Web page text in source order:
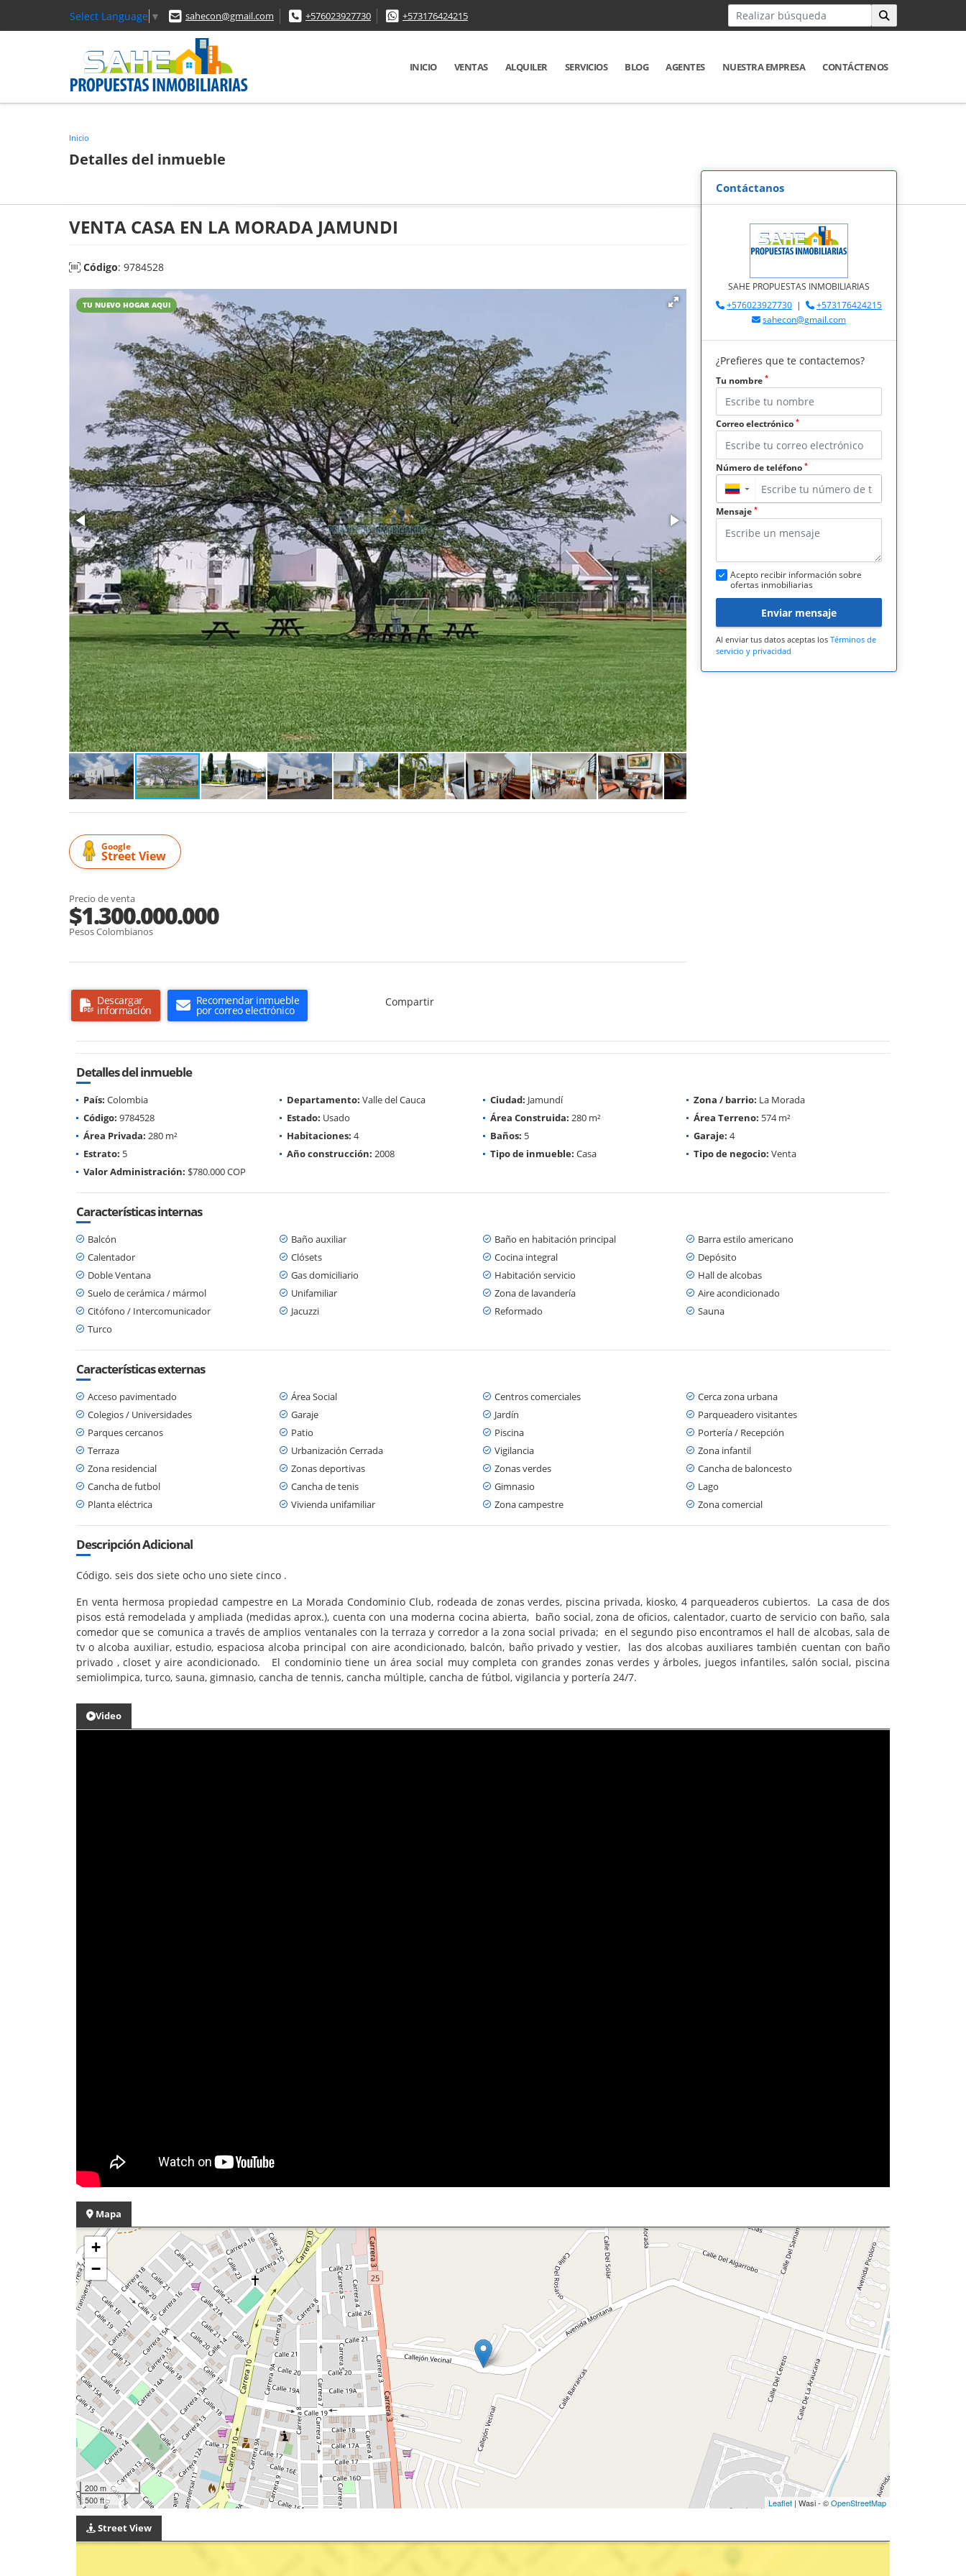
Select Language ▼ sahecon@gmail.com +576023927730 +573176424215
INICIO VENTAS ALQUILER SERVICIOS BLOG AGENTES NUESTRA EMPRESA CONTÁCTENOS
Inicio
Detalles del inmueble
VENTA CASA EN LA MORADA JAMUNDI
Código: 9784528
TU NUEVO HOGAR AQUI
Google
Street View
Precio de venta
$1.300.000.000
Pesos Colombianos
Descargar
información
Recomendar inmueble
por correo electrónico
Compartir
Contáctanos
SAHE PROPUESTAS INMOBILIARIAS
+576023927730 |
+573176424215
sahecon@gmail.com
¿Prefieres que te contactemos?
Tu nombre *
Correo electrónico *
Número de teléfono *
▼
Mensaje *
Acepto recibir información sobre
ofertas inmobiliarias
Enviar mensaje
Al enviar tus datos aceptas los Términos de
servicio y privacidad
Detalles del inmueble
País: Colombia Departamento: Valle del Cauca Ciudad: Jamundí Zona / barrio: La Morada
Código: 9784528 Estado: Usado Área Construida: 280 m² Área Terreno: 574 m²
Área Privada: 280 m² Habitaciones: 4 Baños: 5 Garaje: 4
Estrato: 5 Año construcción: 2008 Tipo de inmueble: Casa Tipo de negocio: Venta
Valor Administración: $780.000 COP
Características internas
Balcón Baño auxiliar Baño en habitación principal
Barra estilo americano
Calentador
Clósets Cocina integral
Depósito
Doble Ventana
Gas domiciliario Habitación servicio
Hall de alcobas
Suelo de cerámica / mármol
Unifamiliar Zona de lavandería
Aire acondicionado
Citófono / Intercomunicador
Jacuzzi Reformado
Sauna
Turco
Características externas
Acceso pavimentado Área Social Centros comerciales
Cerca zona urbana
Colegios / Universidades
Garaje Jardín
Parqueadero visitantes
Parques cercanos
Patio Piscina
Portería / Recepción
Terraza
Urbanización Cerrada Vigilancia
Zona infantil
Zona residencial
Zonas deportivas Zonas verdes
Cancha de baloncesto
Cancha de futbol
Cancha de tenis Gimnasio
Lago
Planta eléctrica
Vivienda unifamiliar Zona campestre Zona comercial
Descripción Adicional
Código. seis dos siete ocho uno siete cinco .
En venta hermosa propiedad campestre en La Morada Condominio Club, rodeada de zonas verdes, piscina privada, kiosko, 4 parqueaderos cubiertos. La casa de dos
pisos está remodelada y ampliada (medidas aprox.), cuenta con una moderna cocina abierta, baño social, zona de oficios, calentador, cuarto de servicio con baño, sala
comedor que se comunica a través de amplios ventanales con la terraza y corredor a la zona social privada; en el segundo piso encontramos el hall de alcobas, sala de
tv o alcoba auxiliar, estudio, espaciosa alcoba principal con aire acondicionado, balcón, baño privado y vestier, las dos alcobas auxiliares también cuentan con baño
privado , closet y aire acondicionado. El condominio tiene un área social muy completa con grandes zonas verdes y árboles, juegos infantiles, salón social, piscina
semiolimpica, turco, sauna, gimnasio, cancha de tennis, cancha múltiple, cancha de fútbol, vigilancia y portería 24/7.
Video
Mapa
+
−
200 m
500 ft
Leaflet | Wasi - ©OpenStreetMap
Street View